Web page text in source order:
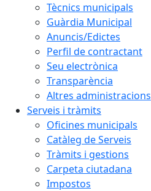
Tècnics municipals
Guàrdia Municipal
Anuncis/Edictes
Perfil de contractant
Seu electrònica
Transparència
Altres administracions
Serveis i tràmits
Oficines municipals
Catàleg de Serveis
Tràmits i gestions
Carpeta ciutadana
Impostos